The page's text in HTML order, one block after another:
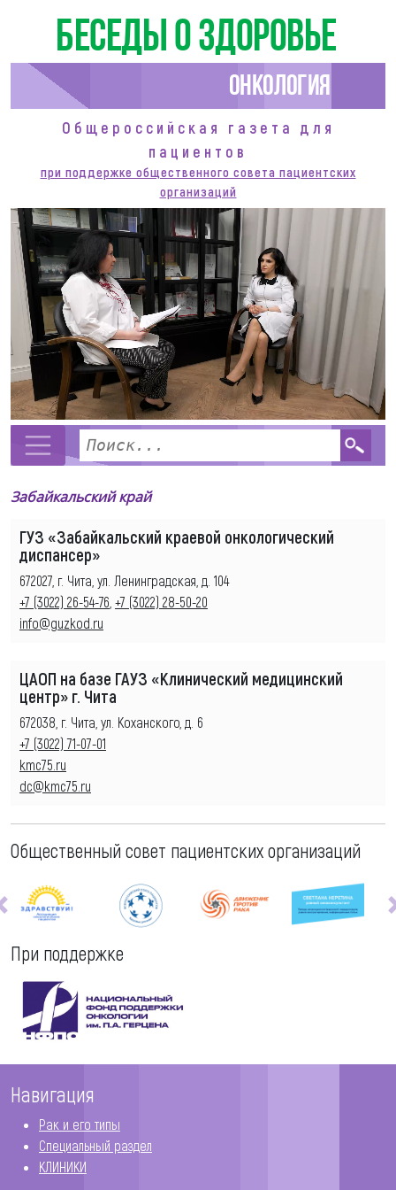
Беседы о здоровье
Онкология
Общероссийская газета для
пациентов
при поддержке общественного совета пациентских
организаций
Забайкальский край
ГУЗ «Забайкальский краевой онкологический
диспансер»
672027, г. Чита, ул. Ленинградская, д. 104
+7 (3022) 26-54-76 +7 (3022) 28-50-20
info@guzkod.ru
ЦАОП на базе ГАУЗ «Клинический медицинский
центр» г. Чита
672038, г. Чита, ул. Коханского, д. 6
+7 (3022) 71-07-01
kmc75.ru
dc@kmc75.ru
Общественный совет пациентских организаций
При поддержке
Навигация
Рак и его типы
Специальный раздел
КЛИНИКИ